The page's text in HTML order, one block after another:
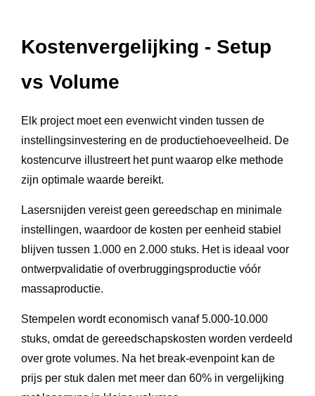
Kostenvergelijking - Setup
vs Volume
Elk project moet een evenwicht vinden tussen de
instellingsinvestering en de productiehoeveelheid. De
kostencurve illustreert het punt waarop elke methode
zijn optimale waarde bereikt.
Lasersnijden vereist geen gereedschap en minimale
instellingen, waardoor de kosten per eenheid stabiel
blijven tussen 1.000 en 2.000 stuks. Het is ideaal voor
ontwerpvalidatie of overbruggingsproductie vóór
massaproductie.
Stempelen wordt economisch vanaf 5.000-10.000
stuks, omdat de gereedschapskosten worden verdeeld
over grote volumes. Na het break-evenpoint kan de
prijs per stuk dalen met meer dan 60% in vergelijking